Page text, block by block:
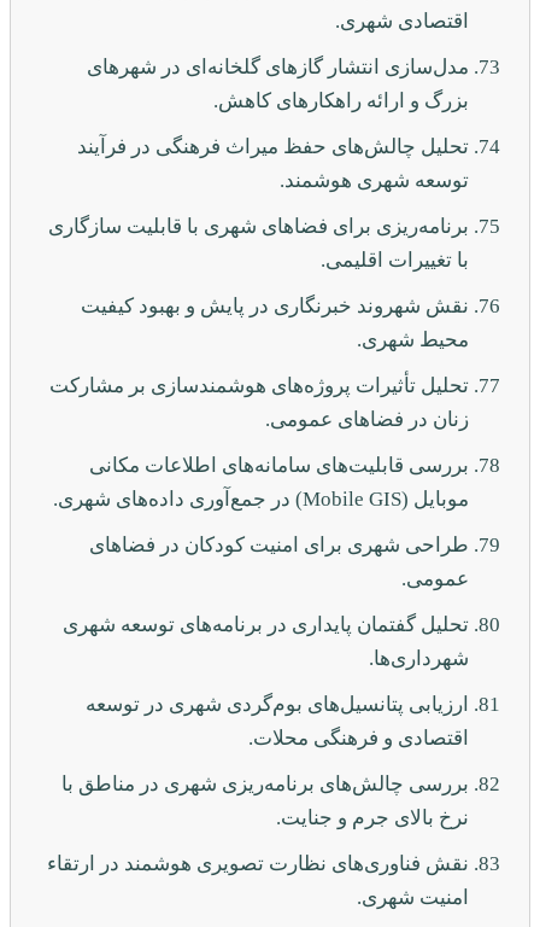
اقتصادی شهری.
مدل‌سازی انتشار گازهای گلخانه‌ای در شهرهای
بزرگ و ارائه راهکارهای کاهش.
تحلیل چالش‌های حفظ میراث فرهنگی در فرآیند
توسعه شهری هوشمند.
برنامه‌ریزی برای فضاهای شهری با قابلیت سازگاری
با تغییرات اقلیمی.
نقش شهروند خبرنگاری در پایش و بهبود کیفیت
محیط شهری.
تحلیل تأثیرات پروژه‌های هوشمندسازی بر مشارکت
زنان در فضاهای عمومی.
بررسی قابلیت‌های سامانه‌های اطلاعات مکانی
موبایل (Mobile GIS) در جمع‌آوری داده‌های شهری.
طراحی شهری برای امنیت کودکان در فضاهای
عمومی.
تحلیل گفتمان پایداری در برنامه‌های توسعه شهری
شهرداری‌ها.
ارزیابی پتانسیل‌های بوم‌گردی شهری در توسعه
اقتصادی و فرهنگی محلات.
بررسی چالش‌های برنامه‌ریزی شهری در مناطق با
نرخ بالای جرم و جنایت.
نقش فناوری‌های نظارت تصویری هوشمند در ارتقاء
امنیت شهری.